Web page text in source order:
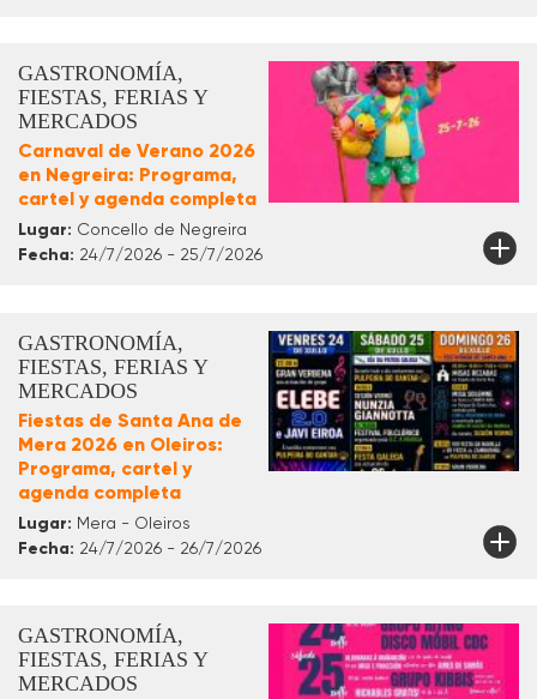
GASTRONOMÍA,
FIESTAS, FERIAS Y
MERCADOS
Carnaval de Verano 2026
en Negreira: Programa,
cartel y agenda completa
Lugar: Concello de Negreira
Fecha: 24/7/2026 - 25/7/2026
GASTRONOMÍA,
FIESTAS, FERIAS Y
MERCADOS
Fiestas de Santa Ana de
Mera 2026 en Oleiros:
Programa, cartel y
agenda completa
Lugar: Mera - Oleiros
Fecha: 24/7/2026 - 26/7/2026
GASTRONOMÍA,
FIESTAS, FERIAS Y
MERCADOS